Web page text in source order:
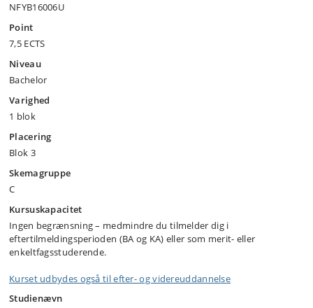
NFYB16006U
Point
7,5 ECTS
Niveau
Bachelor
Varighed
1 blok
Placering
Blok 3
Skemagruppe
C
Kursuskapacitet
Ingen begrænsning – medmindre du tilmelder dig i
eftertilmeldingsperioden (BA og KA) eller som merit- eller
enkeltfagsstuderende.
Kurset udbydes også til efter- og videreuddannelse
Studienævn